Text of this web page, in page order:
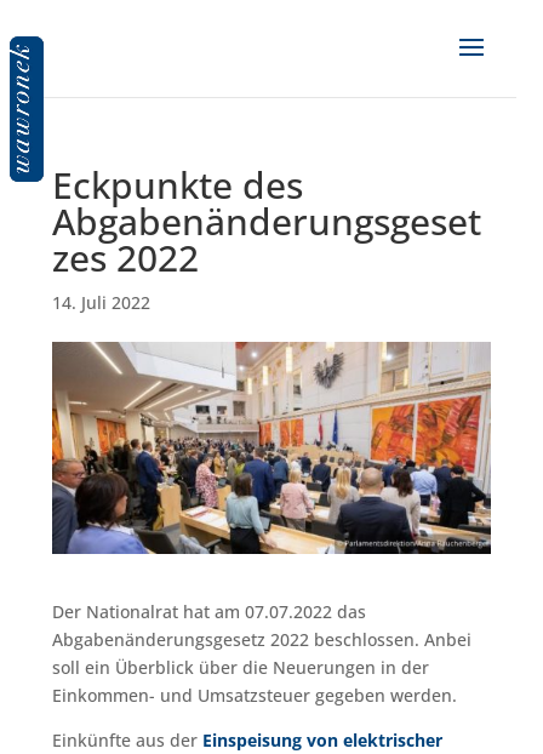
Eckpunkte des
Abgabenänderungsgeset
zes 2022
14. Juli 2022
Der Nationalrat hat am 07.07.2022 das
Abgabenänderungsgesetz 2022 beschlossen. Anbei
soll ein Überblick über die Neuerungen in der
Einkommen- und Umsatzsteuer gegeben werden.
Einkünfte aus der Einspeisung von elektrischer